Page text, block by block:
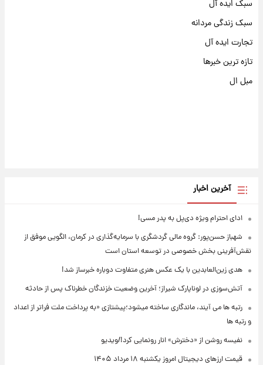
سبک ایده آل
سبک زندگی مردانه
تجارت ایده آل
تازه ترین خبرها
مبل ال
آخرین اخبار
ادای احترام ویژه دی‌پل به پدر مسی!
شهباز حسن‌پور: گروه مالی گردشگری با سرمایه‌گذاری در کرمان، الگویی موفق از
نقش‌آفرینی بخش خصوصی در توسعه استان است
هدی زین‌العابدین با یک عکس هنری متفاوت دوباره خبرساز شد!
آتش‌سوزی در لوناپارک شیراز؛ آخرین وضعیت خزندگان خطرناک پس از حادثه
رتبه ها می آیند، ماندگاری ساخته میشود؛پیشتازی «به پرداخت ملت فراتر از اعداد
و رتبه ها
نفیسه روشن از «دخترش» انار رونمایی کرد!/ویدیو
قیمت ارزهای دیجیتال امروز یکشنبه ۱۸ مرداد ۱۴۰۵